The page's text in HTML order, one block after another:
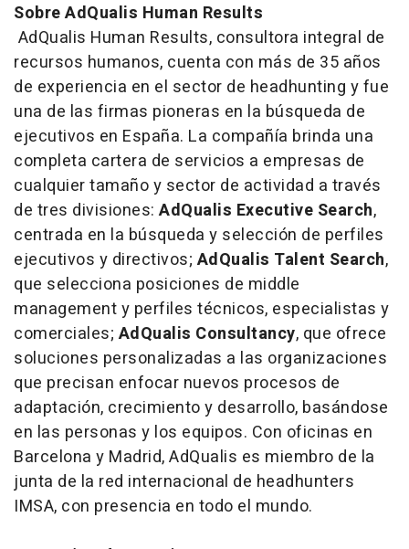
Sobre AdQualis Human Results
AdQualis Human Results, consultora integral de
recursos humanos, cuenta con más de 35 años
de experiencia en el sector de headhunting y fue
una de las firmas pioneras en la búsqueda de
ejecutivos en España. La compañía brinda una
completa cartera de servicios a empresas de
cualquier tamaño y sector de actividad a través
de tres divisiones: AdQualis Executive Search,
centrada en la búsqueda y selección de perfiles
ejecutivos y directivos; AdQualis Talent Search,
que selecciona posiciones de middle
managementy perfiles técnicos, especialistas y
comerciales; AdQualis Consultancy, que ofrece
soluciones personalizadas a las organizaciones
que precisan enfocar nuevos procesos de
adaptación, crecimiento y desarrollo, basándose
en las personas y los equipos. Con oficinas en
Barcelona y Madrid, AdQualis es miembro de la
junta de la red internacional de headhunters
IMSA, con presencia en todo el mundo.